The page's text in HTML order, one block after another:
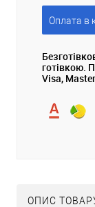
Оплата в
готівкою.
Visa,
ОПИС